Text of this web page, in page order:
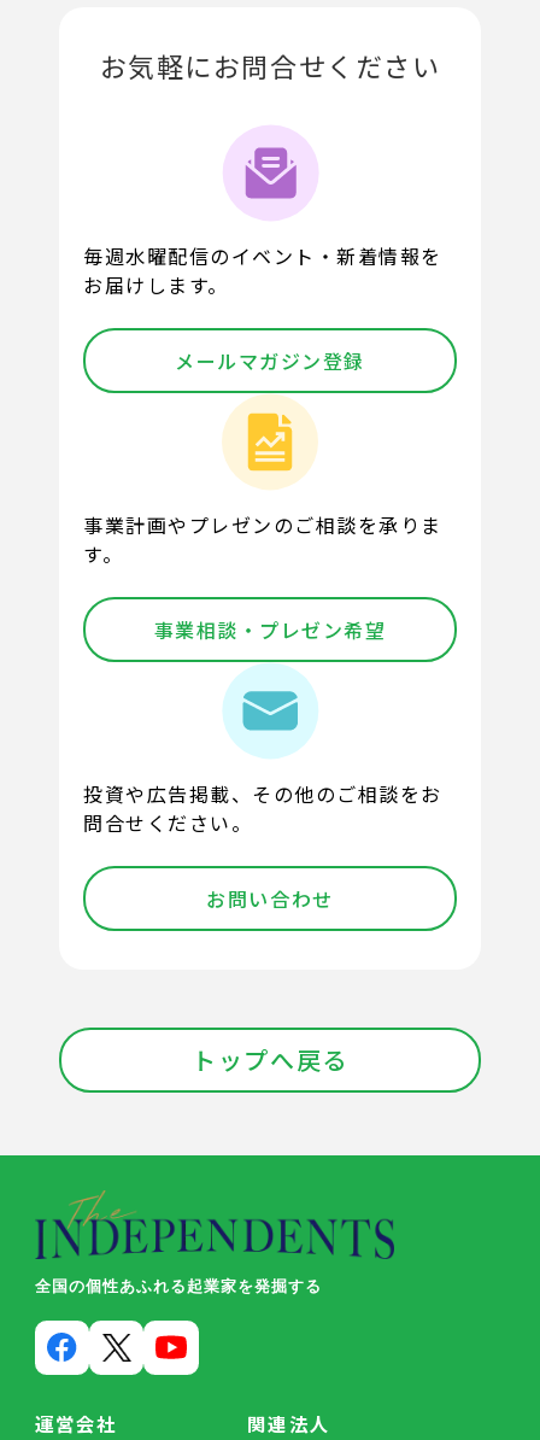
お気軽にお問合せください
毎週水曜配信のイベント・新着情報を
お届けします。
メールマガジン登録
事業計画やプレゼンのご相談を承りま
す。
事業相談・プレゼン希望
投資や広告掲載、その他のご相談をお
問合せください。
お問い合わせ
トップへ戻る
全国の個性あふれる起業家を発掘する
運営会社 関連法人